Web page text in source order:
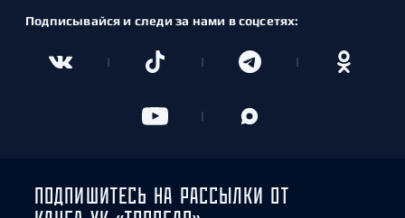
Подписывайся и следи за нами в соцсетях:
ПОДПИШИТЕСЬ НА РАССЫЛКИ ОТ